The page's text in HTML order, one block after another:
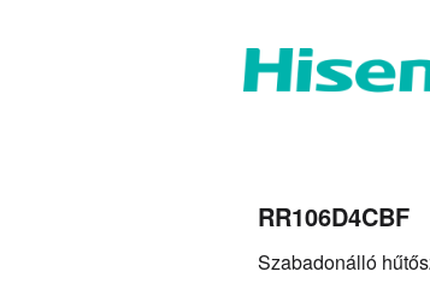
RR106D4CBF
Szabadonálló